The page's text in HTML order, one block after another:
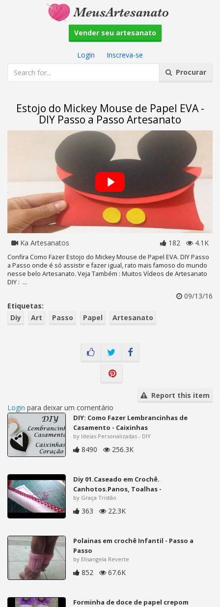
Vender seu artesanato
Login
Inscreva-se
Procurar
Estojo do Mickey Mouse de Papel EVA -
DIY Passo a Passo Artesanato
Ka Artesanatos 182 4.1K
Confira Como Fazer Estojo do Mickey Mouse de Papel EVA. DIY Passo
a Passo onde é só assistir e fazer igual, rato mais famoso do mundo
nesse belo Artesanato. Veja Também : Muitos Vídeos de Artesanato
DIY : ...
09/13/16
Etiquetas:
Diy
Art Passo Papel Artesanato
Report this item
Login para deixar um comentário
DIY: Como Fazer Lembrancinhas de
Casamento - Caixinhas
by Ideias Personalizadas - DIY
8490 256.3K
Diy 01.Caseado em Crochê.
Canhotos.Panos, Toalhas -
by Graça Tristão
363 22.3K
Polainas em crochê Infantil - Passo a
Passo
by Elisangela Reverte
852 67.6K
Forminha de doce de papel crepom